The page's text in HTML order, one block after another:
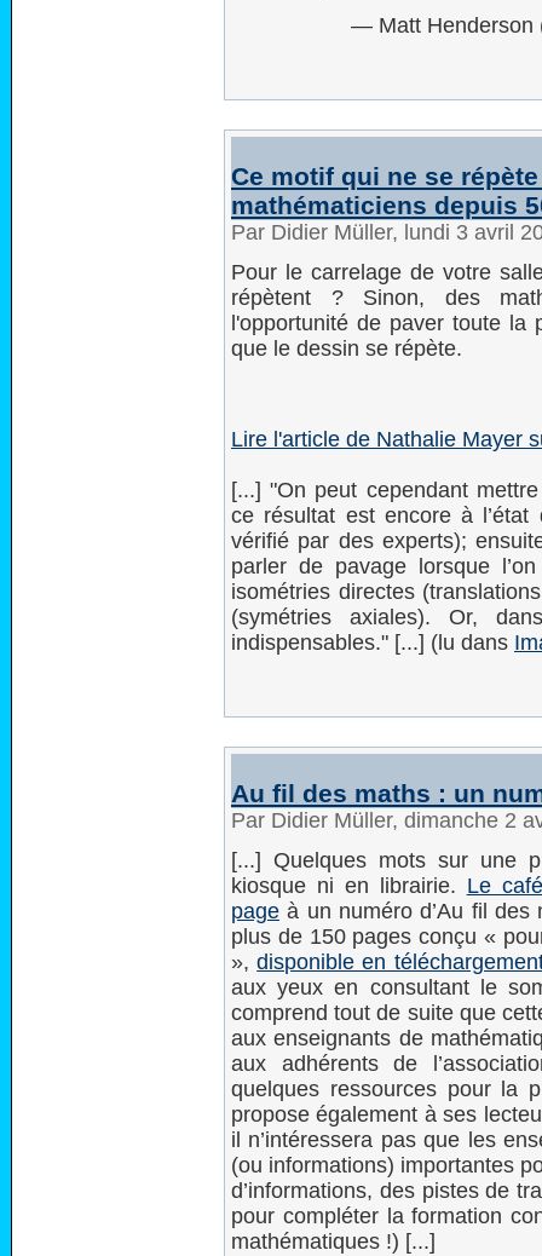
— Matt Henderson
Ce motif qui ne se
mathématiciens depuis
Par Didier Müller, lundi 3 avril
Pour le carrelage de votre
répètent ? Sinon, des
l'opportunité de paver toute
que le dessin se répète.
Lire l'article de Nathalie Mayer
[...] "On peut cependant
ce résultat est encore à
vérifié par des experts);
parler de pavage lorsque
isométries directes
(symétries axiales). Or,
indispensables." [...] (lu dans
Au fil des maths : un
Par Didier Müller, dimanche 2
[...] Quelques mots sur une
kiosque ni en librairie. Le
page à un numéro d’Au fil
plus de 150 pages conçu «
»,disponible en
aux yeux en consultant le
comprend tout de suite que
aux enseignants de
aux adhérents de
quelques ressources pour la
propose également à ses
il n’intéressera pas que les
(ou informations) importantes
d’informations, des pistes de
pour compléter la formation
mathématiques !) [...]